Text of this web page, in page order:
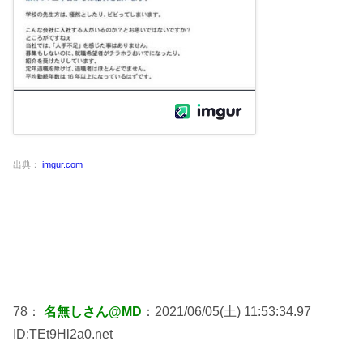
出典： imgur.com
78： 名無しさん@MD ：2021/06/05(土) 11:53:34.97
ID:TEt9Hl2a0.net